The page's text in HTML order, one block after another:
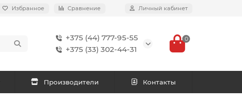
Избранное Сравнение Личный кабинет
+375 (44) 777-95-55
+375 (33) 302-44-31
0
Производители Контакты